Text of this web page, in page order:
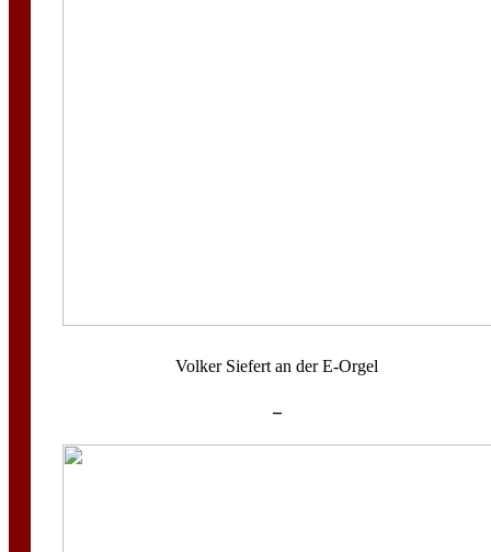
Volker Siefert an der E-Orgel
–